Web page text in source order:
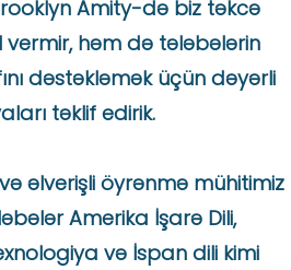
Amity-də biz təkcə
vermir, həm də tələbələrin
dəstəkləmək üçün dəyərli
təklif edirik.
əlverişli öyrənmə mühitimiz
Amerika İşarə Dili,
və İspan dili kimi